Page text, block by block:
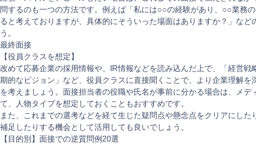
問するのも一つの方法です。例えば「私には○○の経験があり、○○業務
ると考えておりますが、具体的にそういった場面はありますか？」など
う。
最終面接
【役員クラスを想定】
改めて応募企業の採用情報や、IR情報などを読み込んだ上で、「経営戦
期的なビジョン」など、役員クラスに直接聞くことで、より企業理解を
を考えましょう。面接担当者の役職や氏名が事前に分かる場合は、メデ
て、人物タイプを想定しておくこともおすすめです。
また、これまでの選考などを経て生じた疑問点や懸念点をクリアにした
補足したりする機会として活用しても良いでしょう。
【目的別】面接での逆質問例20選